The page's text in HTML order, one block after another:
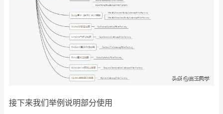
接下来我们举例说明部分使用